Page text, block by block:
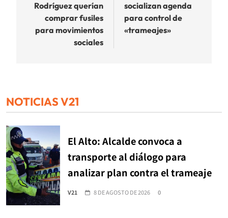
entradas
Rodríguez querían
comprar fusiles
para movimientos
sociales
socializan agenda
para control de
«trameajes»
NOTICIAS V21
El Alto: Alcalde convoca a
transporte al diálogo para
analizar plan contra el trameaje
V21 8 DE AGOSTO DE 2026 0